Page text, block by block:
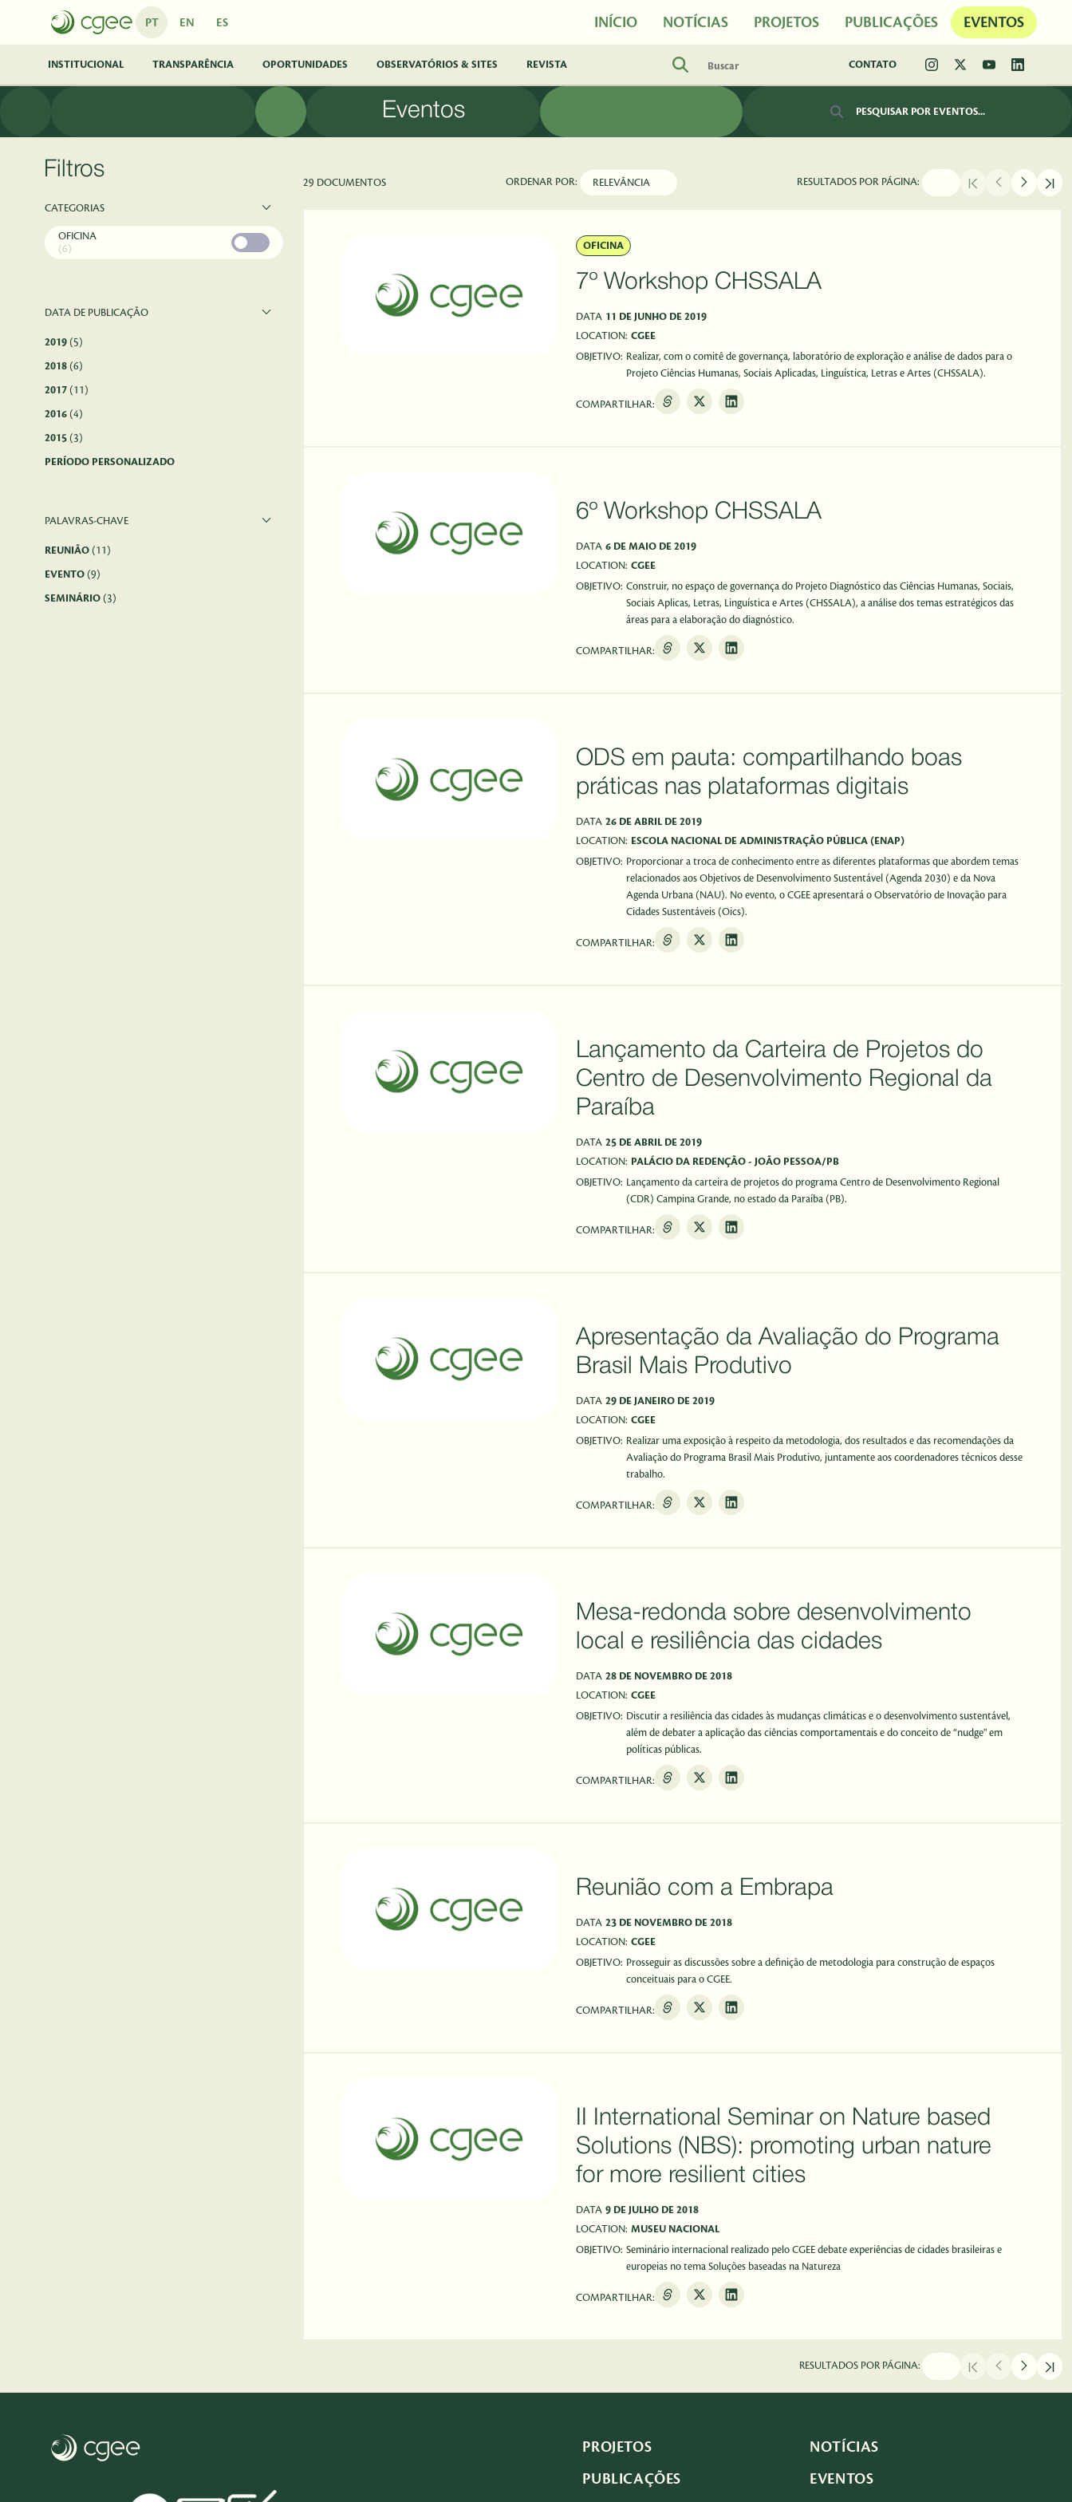
Pular para o Conteúdo principal
PT EN ES INÍCIO NOTÍCIAS PROJETOS PUBLICAÇÕES EVENTOS
INSTITUCIONAL TRANSPARÊNCIA OPORTUNIDADES OBSERVATÓRIOS & SITES REVISTA CONTATO
Eventos Barra de busca
Filtros
CATEGORIAS
OFICINA
(6)
DATA DE PUBLICAÇÃO
2019 (5)
2018 (6)
2017 (11)
2016 (4)
2015 (3)
PERÍODO PERSONALIZADO
PALAVRAS-CHAVE
REUNIÃO (11)
EVENTO (9)
SEMINÁRIO (3)
29 DOCUMENTOS ORDENAR POR: RESULTADOS POR PÁGINA:
OFICINA
7º Workshop CHSSALA
DATA 11 DE JUNHO DE 2019
LOCATION: CGEE
OBJETIVO: Realizar, com o comitê de governança, laboratório de exploração e análise de dados para o
Projeto Ciências Humanas, Sociais Aplicadas, Linguística, Letras e Artes (CHSSALA).
COMPARTILHAR:
6º Workshop CHSSALA
DATA 6 DE MAIO DE 2019
LOCATION: CGEE
OBJETIVO: Construir, no espaço de governança do Projeto Diagnóstico das Ciências Humanas, Sociais,
Sociais Aplicas, Letras, Linguística e Artes (CHSSALA), a análise dos temas estratégicos das
áreas para a elaboração do diagnóstico.
COMPARTILHAR:
ODS em pauta: compartilhando boas
práticas nas plataformas digitais
DATA 26 DE ABRIL DE 2019
LOCATION: ESCOLA NACIONAL DE ADMINISTRAÇÃO PÚBLICA (ENAP)
OBJETIVO: Proporcionar a troca de conhecimento entre as diferentes plataformas que abordem temas
relacionados aos Objetivos de Desenvolvimento Sustentável (Agenda 2030) e da Nova
Agenda Urbana (NAU). No evento, o CGEE apresentará o Observatório de Inovação para
Cidades Sustentáveis (Oics).
COMPARTILHAR:
Lançamento da Carteira de Projetos do
Centro de Desenvolvimento Regional da
Paraíba
DATA 25 DE ABRIL DE 2019
LOCATION: PALÁCIO DA REDENÇÃO - JOÃO PESSOA/PB
OBJETIVO: Lançamento da carteira de projetos do programa Centro de Desenvolvimento Regional
(CDR) Campina Grande, no estado da Paraíba (PB).
COMPARTILHAR:
Apresentação da Avaliação do Programa
Brasil Mais Produtivo
DATA 29 DE JANEIRO DE 2019
LOCATION: CGEE
OBJETIVO: Realizar uma exposição à respeito da metodologia, dos resultados e das recomendações da
Avaliação do Programa Brasil Mais Produtivo, juntamente aos coordenadores técnicos desse
trabalho.
COMPARTILHAR:
Mesa-redonda sobre desenvolvimento
local e resiliência das cidades
DATA 28 DE NOVEMBRO DE 2018
LOCATION: CGEE
OBJETIVO: Discutir a resiliência das cidades às mudanças climáticas e o desenvolvimento sustentável,
além de debater a aplicação das ciências comportamentais e do conceito de “nudge" em
políticas públicas.
COMPARTILHAR:
Reunião com a Embrapa
DATA 23 DE NOVEMBRO DE 2018
LOCATION: CGEE
OBJETIVO: Prosseguir as discussões sobre a definição de metodologia para construção de espaços
conceituais para o CGEE.
COMPARTILHAR:
II International Seminar on Nature based
Solutions (NBS): promoting urban nature
for more resilient cities
DATA 9 DE JULHO DE 2018
LOCATION: MUSEU NACIONAL
OBJETIVO: Seminário internacional realizado pelo CGEE debate experiências de cidades brasileiras e
europeias no tema Soluções baseadas na Natureza
COMPARTILHAR:
RESULTADOS POR PÁGINA:
PROJETOS
NOTÍCIAS
PUBLICAÇÕES
EVENTOS